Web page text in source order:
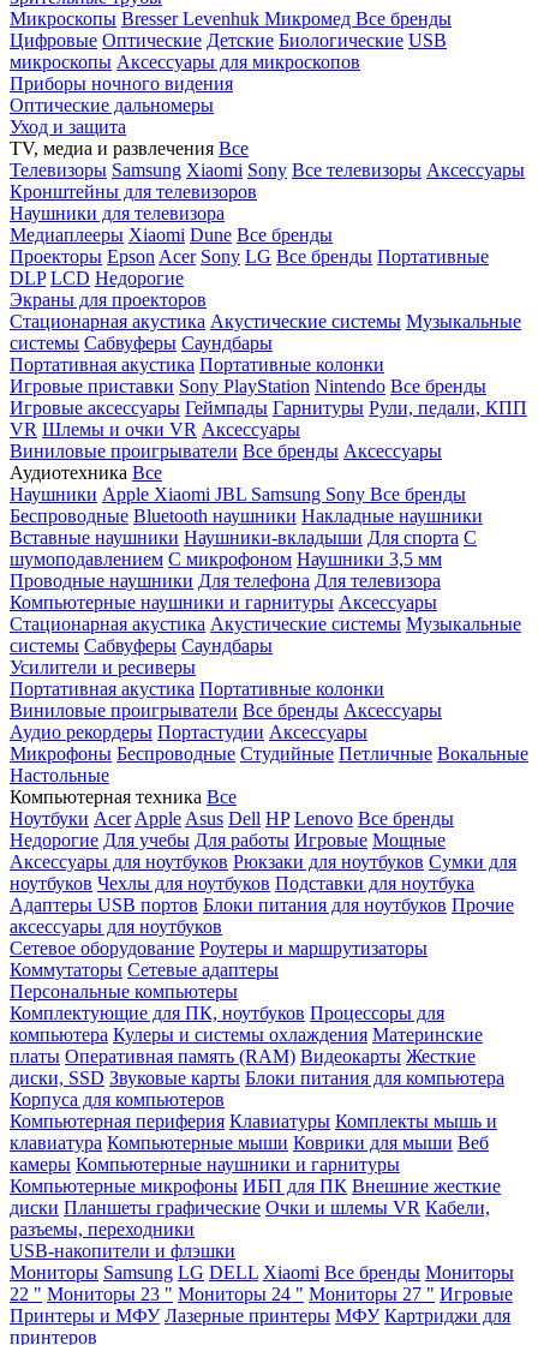
Микроскопы BresserLevenhuk Микромед Все бренды
Цифровые Оптические Детские Биологические USB
микроскопы Аксессуары для микроскопов
Приборы ночного видения
Оптические дальномеры
Уход и защита
TV, медиа и развлечения Все
Телевизоры Samsung Xiaomi Sony Все телевизоры Аксессуары
Кронштейны для телевизоров
Наушники для телевизора
Медиаплееры Xiaomi Dune Все бренды
Проекторы Epson Acer Sony LG Все бренды Портативные
DLP LCD Недорогие
Экраны для проекторов
Стационарная акустика Акустические системы Музыкальные
системы Сабвуферы Саундбары
Портативная акустика Портативные колонки
Игровые приставки Sony PlayStation Nintendo Все бренды
Игровые аксессуары Геймпады Гарнитуры Рули, педали, КПП
VR Шлемы и очки VR Аксессуары
Виниловые проигрыватели Все бренды Аксессуары
Аудиотехника Все
Наушники Apple Xiaomi JBL Samsung Sony Все бренды
Беспроводные Bluetooth наушники Накладные наушники
Вставные наушники Наушники-вкладыши Для спорта С
шумоподавлением С микрофоном Наушники 3,5 мм
Проводные наушники Для телефона Для телевизора
Компьютерные наушники и гарнитуры Аксессуары
Стационарная акустика Акустические системы Музыкальные
системы Сабвуферы Саундбары
Усилители и ресиверы
Портативная акустика Портативные колонки
Виниловые проигрыватели Все бренды Аксессуары
Аудио рекордеры Портастудии Аксессуары
Микрофоны Беспроводные Студийные Петличные Вокальные
Настольные
Компьютерная техника Все
Ноутбуки Acer Apple Asus Dell HP Lenovo Все бренды
Недорогие Для учебы Для работы Игровые Мощные
Аксессуары для ноутбуков Рюкзаки для ноутбуков Сумки для
ноутбуков Чехлы для ноутбуков Подставки для ноутбука
Адаптеры USB портов Блоки питания для ноутбуков Прочие
аксессуары для ноутбуков
Сетевое оборудование Роутеры и маршрутизаторы
Коммутаторы Сетевые адаптеры
Персональные компьютеры
Комплектующие для ПК, ноутбуков Процессоры для
компьютера Кулеры и системы охлаждения Материнские
платы Оперативная память (RAM) Видеокарты Жесткие
диски, SSD Звуковые карты Блоки питания для компьютера
Корпуса для компьютеров
Компьютерная периферия Клавиатуры Комплекты мышь и
клавиатура Компьютерные мыши Коврики для мыши Веб
камеры Компьютерные наушники и гарнитуры
Компьютерные микрофоны ИБП для ПК Внешние жесткие
диски Планшеты графические Очки и шлемы VR Кабели,
разъемы, переходники
USB-накопители и флэшки
Мониторы Samsung LG DELL Xiaomi Все бренды Мониторы
22 " Мониторы 23 " Мониторы 24 " Мониторы 27 " Игровые
Принтеры и МФУ Лазерные принтеры МФУ Картриджи для
принтеров